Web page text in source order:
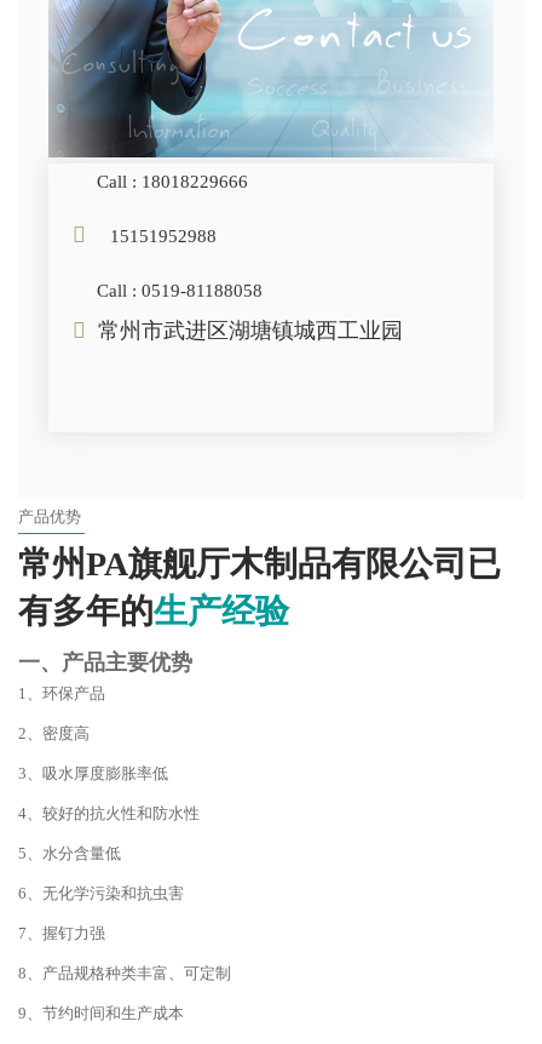
Call : 18018229666
15151952988
Call : 0519-81188058
常州市武进区湖塘镇城西工业园
产品优势
常州PA旗舰厅木制品有限公司已
有多年的生产经验
一、产品主要优势
1、环保产品
2、密度高
3、吸水厚度膨胀率低
4、较好的抗火性和防水性
5、水分含量低
6、无化学污染和抗虫害
7、握钉力强
8、产品规格种类丰富、可定制
9、节约时间和生产成本